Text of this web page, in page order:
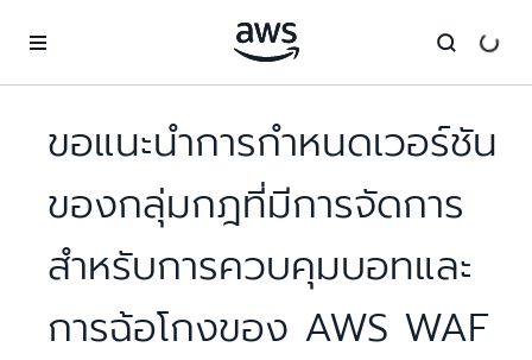
ขอแนะนำการกำหนดเวอร์ชัน
ของกลุ่มกฎที่มีการจัดการ
สำหรับการควบคุมบอทและ
การฉ้อโกงของ AWS WAF